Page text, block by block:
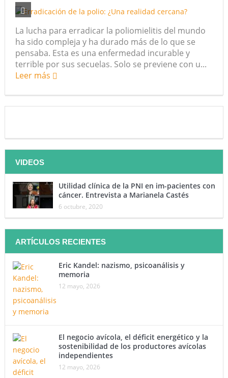
La lucha para erradicar la poliomielitis del mundo
ha sido compleja y ha durado más de lo que se
pensaba. Esta es una enfermedad incurable y
terrible por sus secuelas. Solo se previene con u...
Leer más
VIDEOS
Utilidad clínica de la PNI en im-pacientes con
cáncer. Entrevista a Marianela Castés
6 octubre, 2020
ARTÍCULOS RECIENTES
Eric Kandel: nazismo, psicoanálisis y
memoria
12 mayo, 2026
El negocio avícola, el déficit energético y la
sostenibilidad de los productores avícolas
independientes
12 mayo, 2026